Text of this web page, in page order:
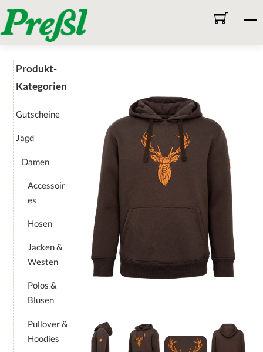
to
content
Produkt-
Kategorien
Gutscheine
Jagd
Damen
Accessoir
es
Hosen
Jacken &
Westen
Polos &
Blusen
Pullover &
Hoodies